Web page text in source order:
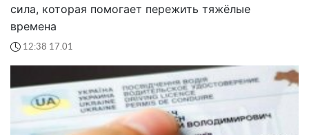
сила, которая помогает пережить тяжёлые
времена
12:38 17.01